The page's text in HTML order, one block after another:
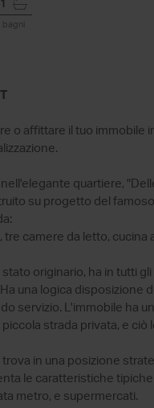
1
bagni
o affittare il tuo immobile
nell'elegante quartiere,
su progetto del
camere da letto,
stato originario, ha in tutti
una logica disposizione
servizio. L'immobile ha
strada privata, e
trova in una posizione
le caratteristiche
metro, e supermercati.